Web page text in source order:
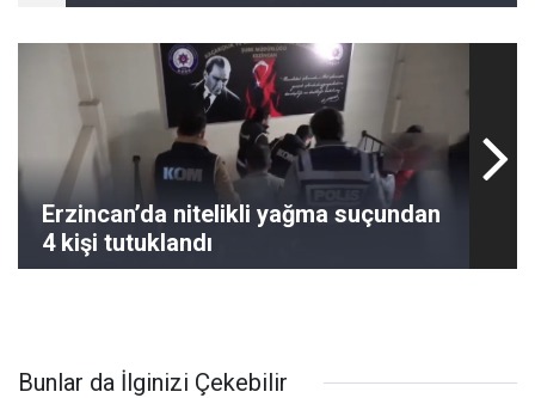
Erzincan’da nitelikli yağma suçundan
4 kişi tutuklandı
Bunlar da İlginizi Çekebilir